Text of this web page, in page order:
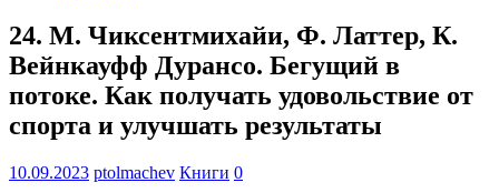
24. М. Чиксентмихайи, Ф. Латтер, К.
Вейнкауфф Дурансо. Бегущий в
потоке. Как получать удовольствие от
спорта и улучшать результаты
10.09.2023 ptolmachev Книги 0